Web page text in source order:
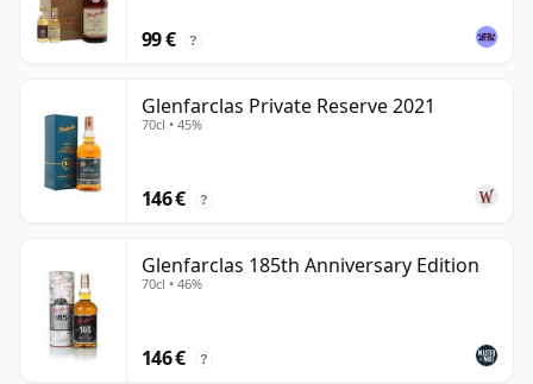
99 € ?
Glenfarclas Private Reserve 2021
70cl • 45%
146 € ?
Glenfarclas 185th Anniversary Edition
70cl • 46%
146 € ?